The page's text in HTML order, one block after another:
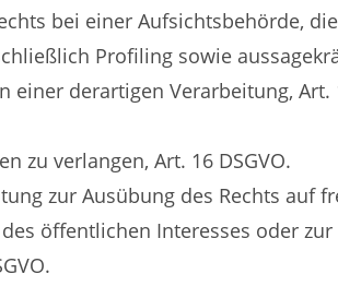
bei einer Aufsichtsbehörde, die
Profiling sowie
einer derartigen Verarbeitung, Art.
zu verlangen, Art. 16 DSGVO.
zur Ausübung des Rechts auf
öffentlichen Interesses oder zur